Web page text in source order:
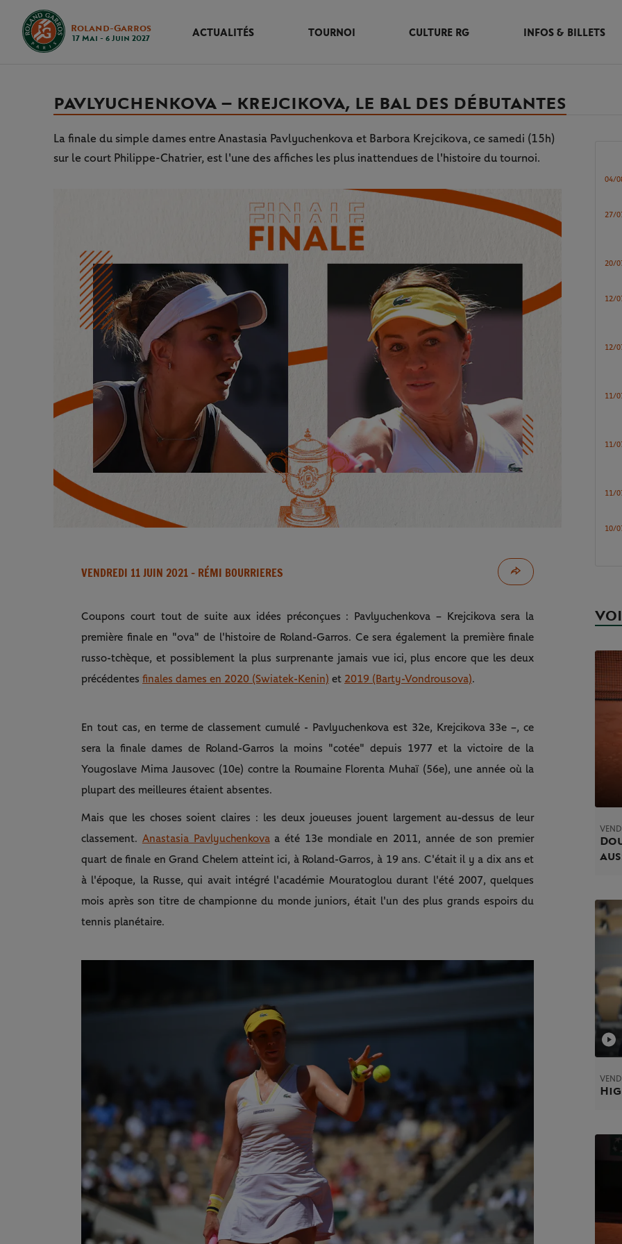
Roland-Garros
17 Mai - 6 Juin 2027
ACTUALITÉS TOURNOI CULTURE RG INFOS & BILLETS
PAVLYUCHENKOVA – KREJCIKOVA, LE BAL DES DÉBUTANTES
La finale du simple dames entre Anastasia Pavlyuchenkova et Barbora Krejcikova, ce samedi (15h)
sur le court Philippe-Chatrier, est l'une des affiches les plus inattendues de l'histoire du tournoi.
VENDREDI 11 JUIN 2021 - RÉMI BOURRIERES
Coupons court tout de suite aux idées préconçues : Pavlyuchenkova – Krejcikova sera la
première finale en "ova" de l'histoire de Roland-Garros. Ce sera également la première finale
russo-tchèque, et possiblement la plus surprenante jamais vue ici, plus encore que les deux
précédentes finales dames en 2020 (Swiatek-Kenin) et 2019 (Barty-Vondrousova).
En tout cas, en terme de classement cumulé - Pavlyuchenkova est 32e, Krejcikova 33e –, ce
sera la finale dames de Roland-Garros la moins "cotée" depuis 1977 et la victoire de la
Yougoslave Mima Jausovec (10e) contre la Roumaine Florenta Muhaï (56e), une année où la
plupart des meilleures étaient absentes.
Mais que les choses soient claires : les deux joueuses jouent largement au-dessus de leur
classement. Anastasia Pavlyuchenkovaa été 13e mondiale en 2011, année de son premier
quart de finale en Grand Chelem atteint ici, à Roland-Garros, à 19 ans. C'était il y a dix ans et
à l'époque, la Russe, qui avait intégré l'académie Mouratoglou durant l'été 2007, quelques
mois après son titre de championne du monde juniors, était l'un des plus grands espoirs du
tennis planétaire.
04/
27/
20/
12/
12/
11/
11/
11/
10/